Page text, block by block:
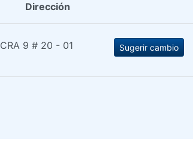
Dirección
CRA 9 # 20 - 01 Sugerir cambio